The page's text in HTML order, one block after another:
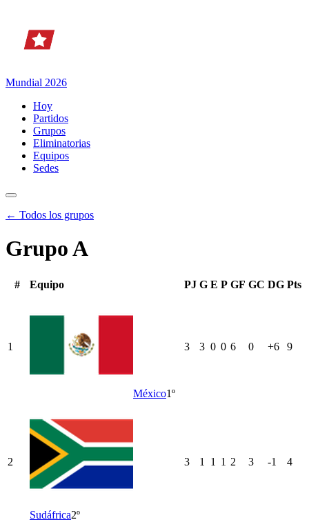
Mundial 2026
Hoy
Partidos
Grupos
Eliminatorias
Equipos
Sedes
← Todos los grupos
Grupo A
# Equipo PJ G E P GF GC DG Pts
1
México1º
3 3 0 0 6 0 +6 9
2
Sudáfrica2º
3 1 1 1 2 3 -1 4